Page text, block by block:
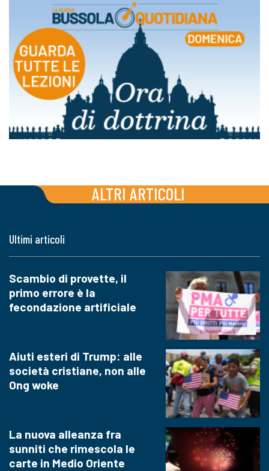
ALTRI ARTICOLI
Ultimi articoli
Scambio di provette, il
primo errore è la
fecondazione artificiale
Aiuti esteri di Trump: alle
società cristiane, non alle
Ong woke
La nuova alleanza fra
sunniti che rimescola le
carte in Medio Oriente